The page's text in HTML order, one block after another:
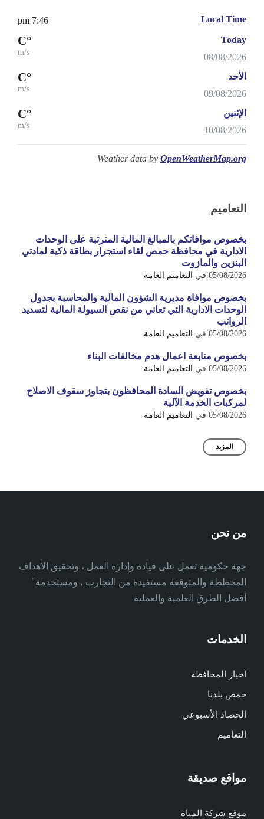
Local Time
7:46 pm
Today
08/08/2026
°C
m/s
الأحد
09/08/2026
°C
m/s
الإثنين
10/08/2026
°C
m/s
Weather data by OpenWeatherMap.org
التعاميم
بخصوص موافاتكم بالمبالغ المالية المترتبة على الوحدات
الادارية في محافظة حمص لقاء استجرار بطاقة ذكية لمادتي
البنزين والمازوت
05/08/2026 في التعاميم العامة
بخصوص موافاة مديرية الشؤون المالية والمحاسبة بجدول
الوحدات الادارية التي تعاني من نقص السيولة المالية لتسديد
الرواتب
05/08/2026 في التعاميم العامة
بخصوص متابعة اعمال هدم مخالفات البناء
05/08/2026 في التعاميم العامة
بخصوص تفويض السادة المحافظون بتجاوز سقوف الاصلاح
لمركبات الخدمة الآلية
05/08/2026 في التعاميم العامة
المزيد
من نحن
جهة حكومية تعمل على قيادة وإدارة العمل ، وتحقيق الأهداف
المخططة والمتوقعة مستفيدة من التجارب ، ومستخدمة ً
أفضل الطرق العلمية والعملية
الخدمات
أخبار المحافظة
حمص بلدنا
الحصاد الأسبوعي
التعاميم
مواقع صديقة
موقع شركة المياه